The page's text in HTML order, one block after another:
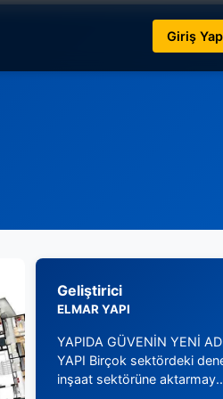
Giriş Yap
Geliştirici
ELMAR YAPI
YAPIDA GÜVENİN YENİ
YAPI Birçok sektördeki
inşaat sektörüne